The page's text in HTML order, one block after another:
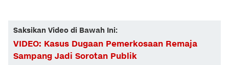
Saksikan Video di Bawah Ini:
VIDEO: Kasus Dugaan Pemerkosaan Remaja
Sampang Jadi Sorotan Publik